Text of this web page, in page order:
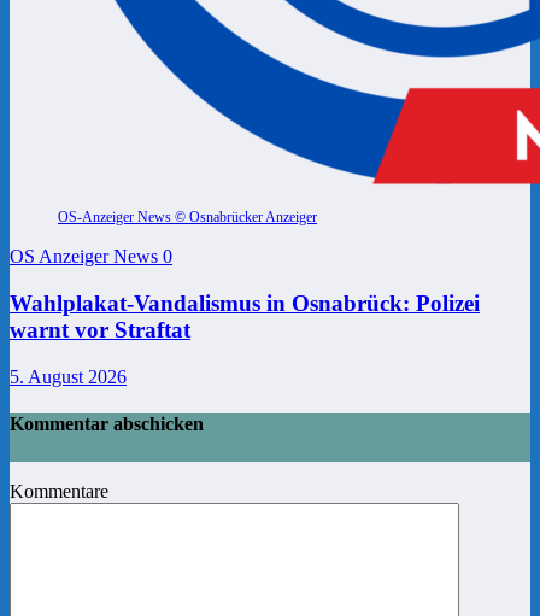
OS-Anzeiger News © Osnabrücker Anzeiger
OS Anzeiger News 0
Wahlplakat-Vandalismus in Osnabrück: Polizei
warnt vor Straftat
5. August 2026
Kommentar abschicken
Kommentare